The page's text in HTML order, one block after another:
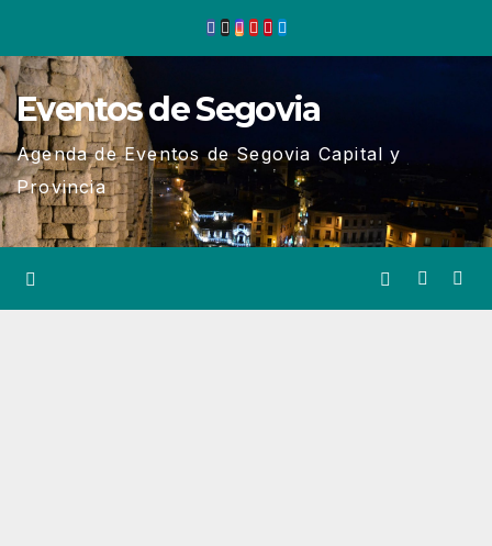
contenido
Eventos de Segovia
Agenda de Eventos de Segovia Capital y
Provincia